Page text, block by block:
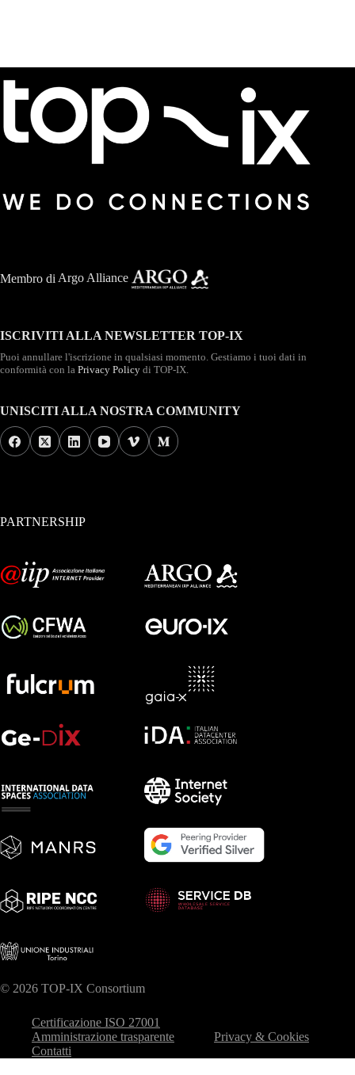
Membro di Argo Alliance
ISCRIVITI ALLA NEWSLETTER TOP-IX
Puoi annullare l'iscrizione in qualsiasi momento. Gestiamo i tuoi dati in
conformità con la Privacy Policy di TOP-IX.
UNISCITI ALLA NOSTRA COMMUNITY
PARTNERSHIP
© 2026 TOP-IX Consortium
Certificazione ISO 27001
Amministrazione trasparente
Privacy & Cookies
Contatti